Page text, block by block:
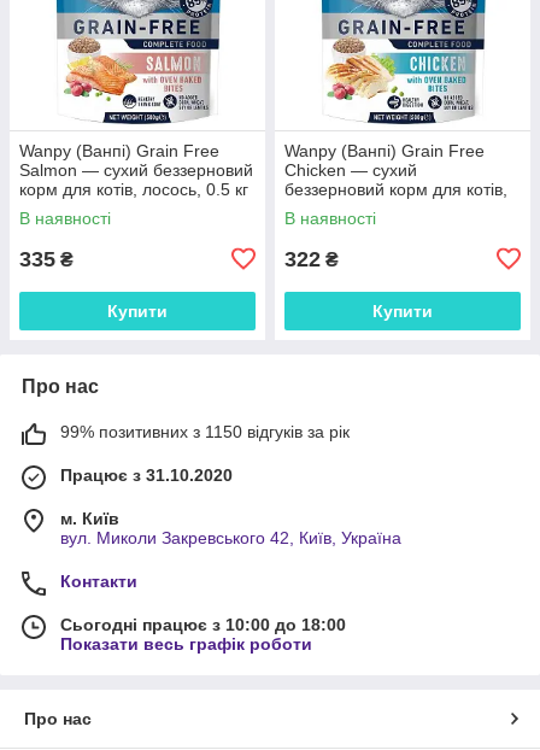
Wanpy (Ванпі) Grain Free
Salmon — сухий беззерновий
корм для котів, лосось, 0.5 кг
В наявності
335 ₴
Купити
Wanpy (Ванпі) Grain Free
Chicken — сухий
беззерновий корм для котів,
курка, 0.5 кг
В наявності
322 ₴
Купити
Про нас
99% позитивних з 1150 відгуків за рік
Працює з 31.10.2020
м. Київ
вул. Миколи Закревського 42, Київ, Україна
Контакти
Сьогодні працює з 10:00 до 18:00
Показати весь графік роботи
Про нас